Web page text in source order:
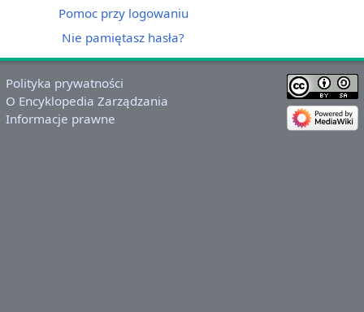
Pomoc przy logowaniu
Nie pamiętasz hasła?
Polityka prywatności
O Encyklopedia Zarządzania
Informacje prawne